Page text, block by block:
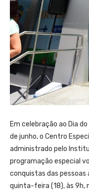
Em celebração ao Dia
de junho, o Centro
administrado pelo
programação especial
conquistas das
quinta-feira (18), às 9h,